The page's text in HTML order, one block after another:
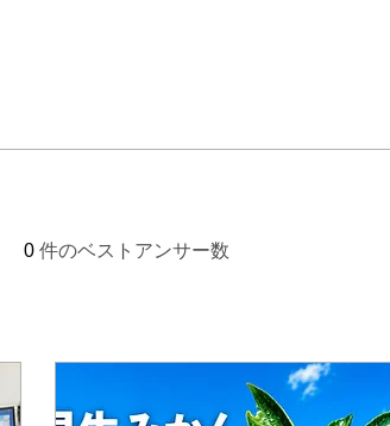
0 件のベストアンサー数